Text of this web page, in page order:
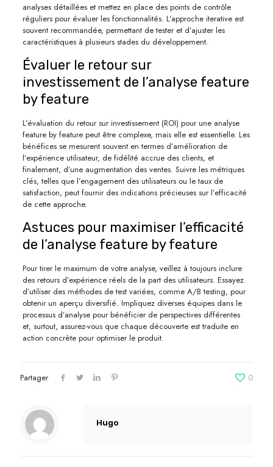
analyses détaillées et mettez en place des points de contrôle
réguliers pour évaluer les fonctionnalités. L’approche iterative est
souvent recommandée, permettant de tester et d’ajuster les
caractéristiques à plusieurs stades du développement.
Évaluer le retour sur
investissement de l’analyse feature
by feature
L’évaluation du retour sur investissement (ROI) pour une analyse
feature by feature peut être complexe, mais elle est essentielle. Les
bénéfices se mesurent souvent en termes d’amélioration de
l’expérience utilisateur, de fidélité accrue des clients, et
finalement, d’une augmentation des ventes. Suivre les métriques
clés, telles que l’engagement des utilisateurs ou le taux de
satisfaction, peut fournir des indications précieuses sur l’efficacité
de cette approche.
Astuces pour maximiser l’efficacité
de l’analyse feature by feature
Pour tirer le maximum de votre analyse, veillez à toujours inclure
des retours d’expérience réels de la part des utilisateurs. Essayez
d’utiliser des méthodes de test variées, comme A/B testing, pour
obtenir un aperçu diversifié. Impliquez diverses équipes dans le
processus d’analyse pour bénéficier de perspectives différentes
et, surtout, assurez-vous que chaque découverte est traduite en
action concrète pour optimiser le produit.
Partager 0
Hugo